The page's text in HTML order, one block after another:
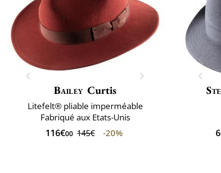
Bailey Curtis
Litefelt® pliable imperméable
Fabriqué aux Etats-Unis
116€00 145€ -20%